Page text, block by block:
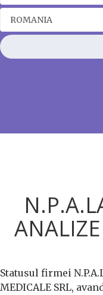
Statusul firmei
MEDICALE SRL,